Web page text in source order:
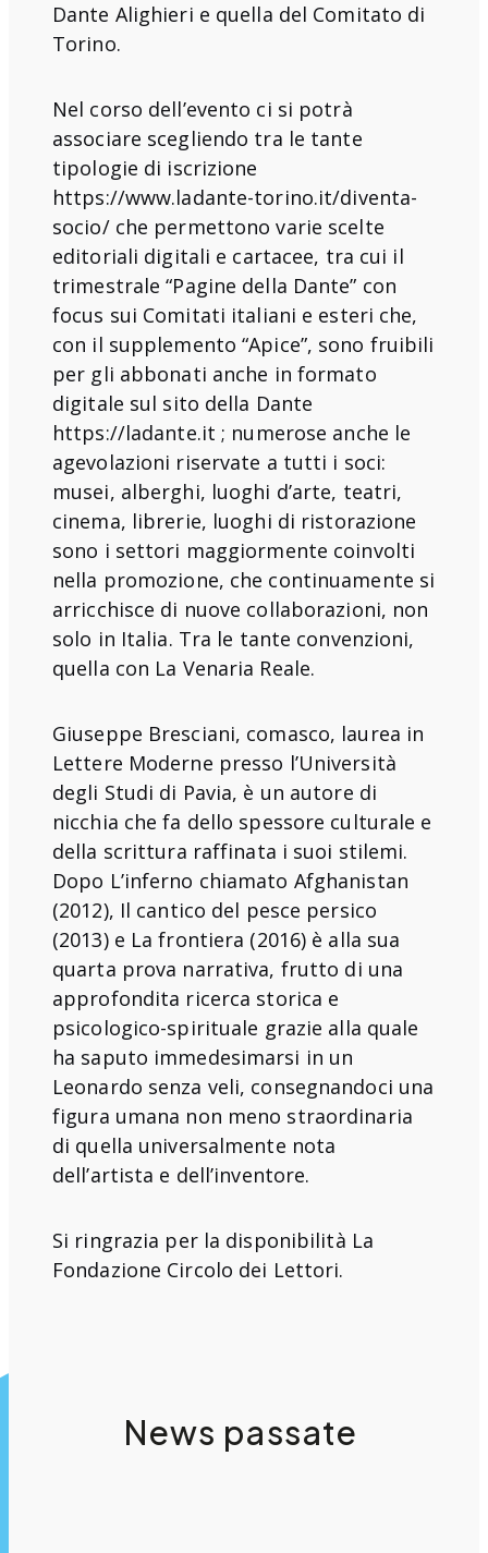
Dante Alighieri e quella del Comitato di
Torino.
Nel corso dell’evento ci si potrà
associare scegliendo tra le tante
tipologie di iscrizione
https://www.ladante-torino.it/diventa-
socio/che permettono varie scelte
editoriali digitali e cartacee, tra cui il
trimestrale “Pagine della Dante” con
focus sui Comitati italiani e esteri che,
con il supplemento “Apice”, sono fruibili
per gli abbonati anche in formato
digitale sul sito della Dante
https://ladante.it ; numerose anche le
agevolazioni riservate a tutti i soci:
musei, alberghi, luoghi d’arte, teatri,
cinema, librerie, luoghi di ristorazione
sono i settori maggiormente coinvolti
nella promozione, che continuamente si
arricchisce di nuove collaborazioni, non
solo in Italia. Tra le tante convenzioni,
quella con La Venaria Reale.
Giuseppe Bresciani, comasco, laurea in
Lettere Moderne presso l’Università
degli Studi di Pavia, è un autore di
nicchia che fa dello spessore culturale e
della scrittura raffinata i suoi stilemi.
Dopo L’inferno chiamato Afghanistan
(2012), Il cantico del pesce persico
(2013) e La frontiera (2016) è alla sua
quarta prova narrativa, frutto di una
approfondita ricerca storica e
psicologico-spirituale grazie alla quale
ha saputo immedesimarsi in un
Leonardo senza veli, consegnandoci una
figura umana non meno straordinaria
di quella universalmente nota
dell’artista e dell’inventore.
Si ringrazia per la disponibilità La
Fondazione Circolo dei Lettori.
News passate